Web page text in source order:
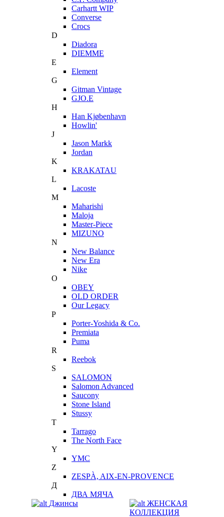
Carhartt WIP
Converse
Crocs
D
Diadora
DIEMME
E
Element
G
Gitman Vintage
GJO.E
H
Han Kjøbenhavn
Howlin'
J
Jason Markk
Jordan
K
KRAKATAU
L
Lacoste
M
Maharishi
Maloja
Master-Piece
MIZUNO
N
New Balance
New Era
Nike
O
OBEY
OLD ORDER
Our Legacy
P
Porter-Yoshida & Co.
Premiata
Puma
R
Reebok
S
SALOMON
Salomon Advanced
Saucony
Stone Island
Stussy
T
Tarrago
The North Face
Y
YMC
Z
ZESPÀ, AIX-EN-PROVENCE
Д
ДВА МЯЧА
Джинсы
ЖЕНСКАЯ
КОЛЛЕКЦИЯ